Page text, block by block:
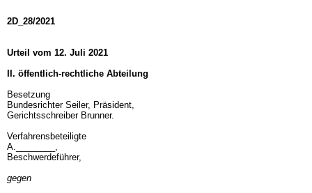
2D_28/2021
Urteil vom 12. Juli 2021
II. öffentlich-rechtliche Abteilung
Besetzung
Bundesrichter Seiler, Präsident,
Gerichtsschreiber Brunner.
Verfahrensbeteiligte
A.________,
Beschwerdeführer,
gegen